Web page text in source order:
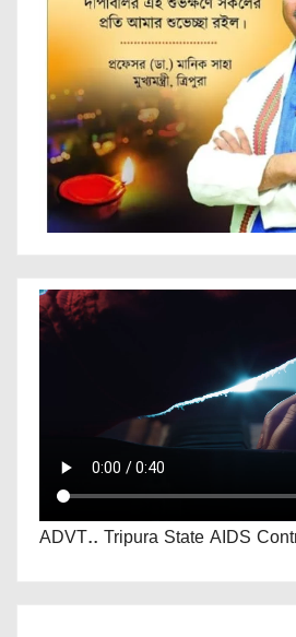
ADVT.. Tripura State AIDS